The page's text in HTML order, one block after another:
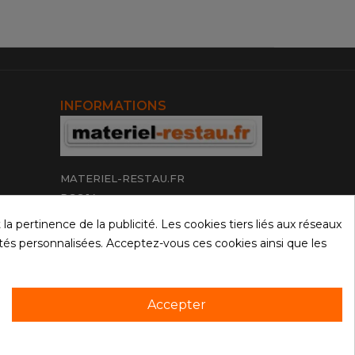
INFORMATIONS
MATERIEL-RESTAU.FR
PGC 14
16 rue de la Villa Romaine
14460 Colombelles
pertinence de la publicité. Les cookies tiers liés aux réseaux
personnalisées. Acceptez-vous ces cookies ainsi que les
Accepter